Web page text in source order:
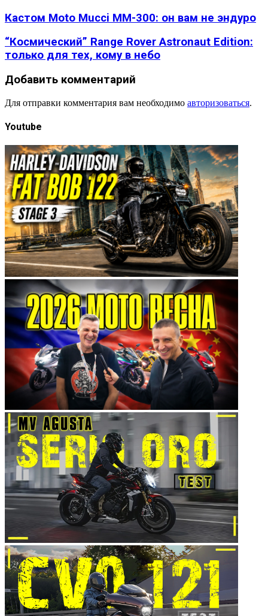
Кастом Moto Mucci MM-300: он вам не эндуро
“Космический” Range Rover Astronaut Edition:
только для тех, кому в небо
Добавить комментарий
Для отправки комментария вам необходимо авторизоваться.
Youtube